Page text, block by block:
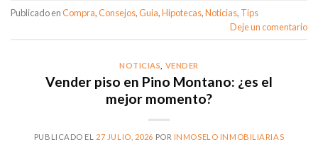
Publicado enCompra,Consejos,Guia,Hipotecas,Noticias, Tips
Deje un comentario
NOTICIAS VENDER
Vender piso en Pino Montano: ¿es el
mejor momento?
PUBLICADO EL 27 JULIO, 2026 POR INMOSELO INMOBILIARIAS